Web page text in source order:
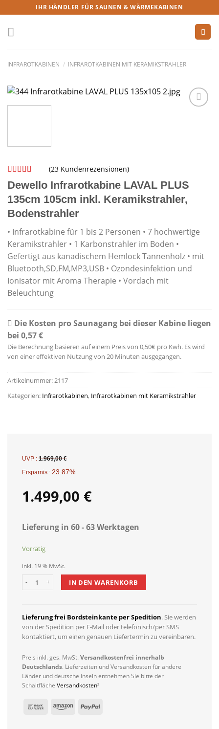
IHR HÄNDLER FÜR SAUNEN & WÄRMEKABINEN
INFRAROTKABINEN / INFRAROTKABINEN MIT KERAMIKSTRAHLER
Bewertet
mit4.91
von 5,
basierend
auf
23
Kundenbewertungen
(23Kundenrezensionen)
Dewello Infrarotkabine LAVAL PLUS
135cm 105cm inkl. Keramikstrahler,
Bodenstrahler
• Infrarotkabine für 1 bis 2 Personen • 7 hochwertige
Keramikstrahler • 1 Karbonstrahler im Boden •
Gefertigt aus kanadischem Hemlock Tannenholz • mit
Bluetooth,SD,FM,MP3,USB • Ozondesinfektion und
Ionisator mit Aroma Therapie • Vordach mit
Beleuchtung
Die Kosten pro Saunagang bei dieser Kabine liegen
bei 0,57 €
Die Berechnung basieren auf einem Preis von 0,50€ pro Kwh. Es wird
von einer effektiven Nutzung von 20 Minuten ausgegangen.
Artikelnummer:2117
Kategorien: Infrarotkabinen, Infrarotkabinen mit Keramikstrahler
UVP : 1.969,00€
Ersparnis : 23.87%
1.499,00 €
Lieferung in 60 - 63 Werktagen
Vorrätig
inkl. 19 % MwSt.
IN DEN WARENKORB
Lieferung frei Bordsteinkante per Spedition. Sie werden
von der Spedition per E-Mail oder telefonisch/per SMS
kontaktiert, um einen genauen Liefertermin zu vereinbaren.
Preis inkl. ges. MwSt. Versandkostenfrei innerhalb
Deutschlands. Lieferzeiten und Versandkosten für andere
Länder und deutsche Inseln entnehmen Sie bitte der
Schaltfläche Versandkosten³